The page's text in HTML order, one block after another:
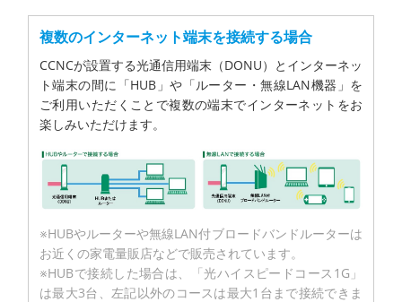
複数のインターネット端末を接続する場合
CCNCが設置する光通信用端末（DONU）とインターネッ
ト端末の間に「HUB」や「ルーター・無線LAN機器」を
ご利用いただくことで複数の端末でインターネットをお
楽しみいただけます。
※HUBやルーターや無線LAN付ブロードバンドルーターは
お近くの家電量販店などで販売されています。
※HUBで接続した場合は、「光ハイスピードコース1G」
は最大3台、左記以外のコースは最大1台まで接続できま